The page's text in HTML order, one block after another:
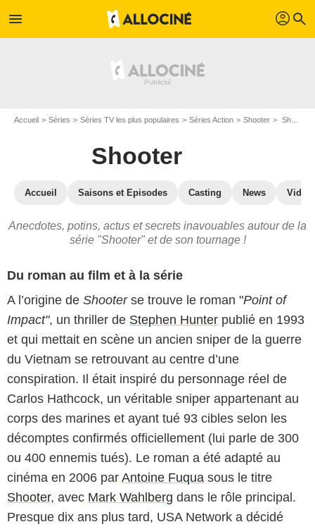
menu profil search
Accueil Séries Séries TV les plus populaires Séries Action Shooter Shooter : secrets de tournage
Shooter
Accueil Saisons et Episodes Casting News
Anecdotes, potins, actus et secrets inavouables autour de la
série "Shooter" et de son tournage !
Du roman au film et à la série
A l’origine de Shooterse trouve le roman "Point of
Impact", un thriller de Stephen Hunter publié en 1993
et qui mettait en scène un ancien sniper de la guerre
du Vietnam se retrouvant au centre d’une
conspiration. Il était inspiré du personnage réel de
Carlos Hathcock, un véritable sniper appartenant au
corps des marines et ayant tué 93 cibles selon les
décomptes confirmés officiellement (lui parle de 300
ou 400 ennemis tués). Le roman a été adapté au
cinéma en 2006 par Antoine Fuqua sous le titre
Shooter, avec Mark Wahlberg dans le rôle principal.
Presque dix ans plus tard, USA Network a décidé